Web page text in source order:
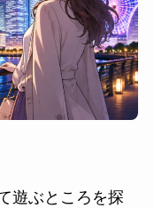
遊ぶところを探